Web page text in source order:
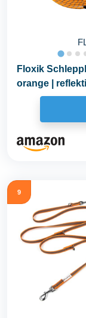
Floxik
orange |
9